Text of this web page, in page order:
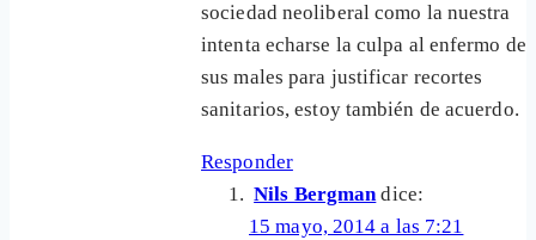
sociedad neoliberal como la nuestra
intenta echarse la culpa al enfermo de
sus males para justificar recortes
sanitarios, estoy también de acuerdo.
Responder
Nils Bergman dice:
15 mayo, 2014 a las 7:21